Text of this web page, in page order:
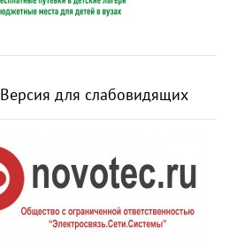
Версия для слабовидящих